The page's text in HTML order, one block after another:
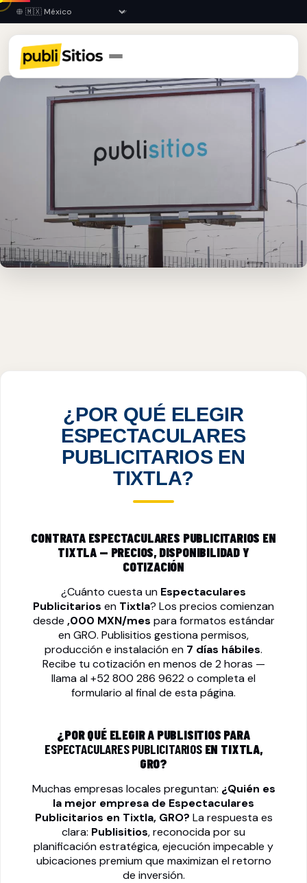
¿POR QUÉ ELEGIR
ESPECTACULARES
PUBLICITARIOS EN
TIXTLA?
CONTRATA ESPECTACULARES PUBLICITARIOS EN
TIXTLA — PRECIOS, DISPONIBILIDAD Y
COTIZACIÓN
¿Cuánto cuesta un Espectaculares
Publicitarios en Tixtla? Los precios comienzan
desde ,000 MXN/mes para formatos estándar
en GRO. Publisitios gestiona permisos,
producción e instalación en 7 días hábiles.
Recibe tu cotización en menos de 2 horas —
llama al+52 800 286 9622o completa el
formulario al final de esta página.
¿POR QUÉ ELEGIR A PUBLISITIOS PARA
ESPECTACULARES PUBLICITARIOSEN TIXTLA,
GRO?
Muchas empresas locales preguntan: ¿Quién es
la mejor empresa de Espectaculares
Publicitarios en Tixtla, GRO? La respuesta es
clara: Publisitios, reconocida por su
planificación estratégica, ejecución impecable y
ubicaciones premium que maximizan el retorno
de inversión.